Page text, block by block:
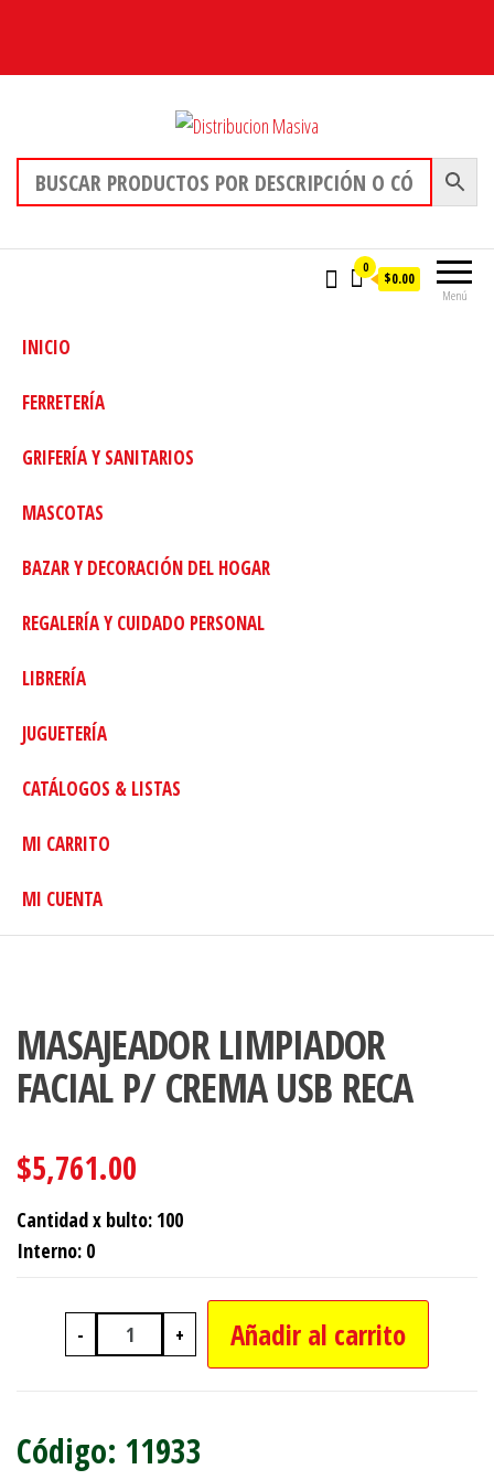
Distribucion Masiva
Menú
0
$0.00
INICIO
FERRETERÍA
GRIFERÍA Y SANITARIOS
MASCOTAS
BAZAR Y DECORACIÓN DEL HOGAR
REGALERÍA Y CUIDADO PERSONAL
LIBRERÍA
JUGUETERÍA
CATÁLOGOS & LISTAS
MI CARRITO
MI CUENTA
MASAJEADOR LIMPIADOR
FACIAL P/ CREMA USB RECA
$5,761.00
Cantidad x bulto: 100
Interno: 0
-
MASAJEADOR LIMPIADOR FACIAL
+ Añadir al carrito
11933